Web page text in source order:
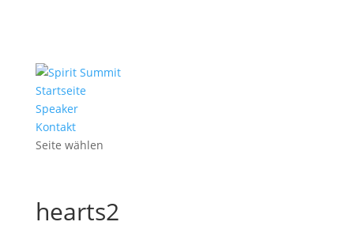
Startseite
Speaker
Kontakt
Seite wählen
hearts2